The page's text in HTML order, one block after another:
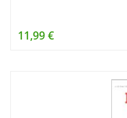
11,99 €